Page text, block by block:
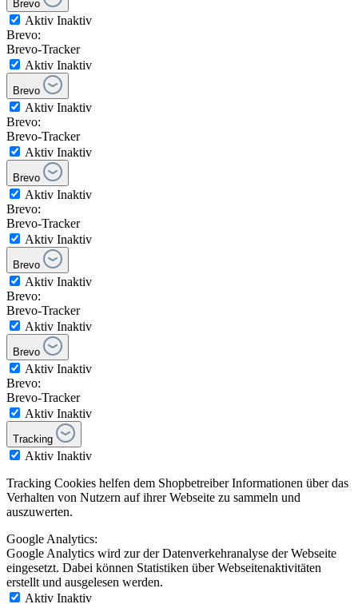
Brevo
Aktiv Inaktiv
Brevo:
Brevo-Tracker
Aktiv Inaktiv
Brevo
Aktiv Inaktiv
Brevo:
Brevo-Tracker
Aktiv Inaktiv
Brevo
Aktiv Inaktiv
Brevo:
Brevo-Tracker
Aktiv Inaktiv
Brevo
Aktiv Inaktiv
Brevo:
Brevo-Tracker
Aktiv Inaktiv
Brevo
Aktiv Inaktiv
Brevo:
Brevo-Tracker
Aktiv Inaktiv
Tracking
Aktiv Inaktiv
Tracking Cookies helfen dem Shopbetreiber Informationen über das
Verhalten von Nutzern auf ihrer Webseite zu sammeln und
auszuwerten.
Google Analytics:
Google Analytics wird zur der Datenverkehranalyse der Webseite
eingesetzt. Dabei können Statistiken über Webseitenaktivitäten
erstellt und ausgelesen werden.
Aktiv Inaktiv